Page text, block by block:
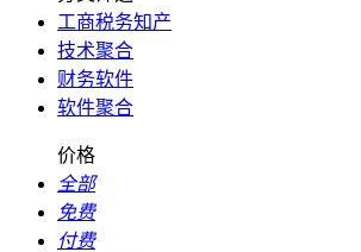
工商税务知产
技术聚合
财务软件
软件聚合
价格
全部
免费
付费